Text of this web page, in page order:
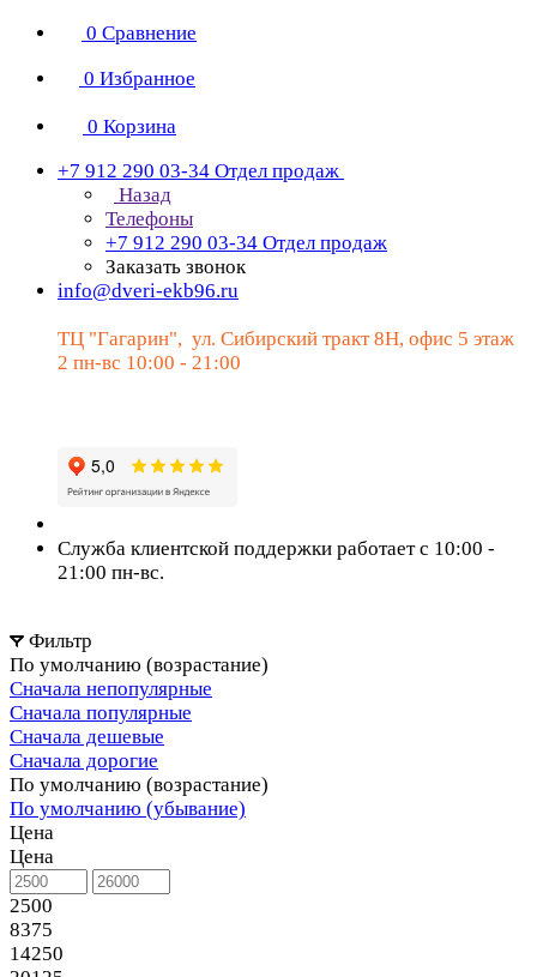
0 Сравнение
0 Избранное
0 Корзина
+7 912 290 03-34 Отдел продаж
Назад
Телефоны
+7 912 290 03-34 Отдел продаж
Заказать звонок
info@dveri-ekb96.ru
ТЦ "Гагарин", ул. Сибирский тракт 8Н, офис 5 этаж
2 пн-вс 10:00 - 21:00
Служба клиентской поддержки работает с 10:00 -
21:00 пн-вс.
Фильтр
По умолчанию (возрастание)
Сначала непопулярные
Сначала популярные
Сначала дешевые
Сначала дорогие
По умолчанию (возрастание)
По умолчанию (убывание)
Цена
Цена
2500
8375
14250